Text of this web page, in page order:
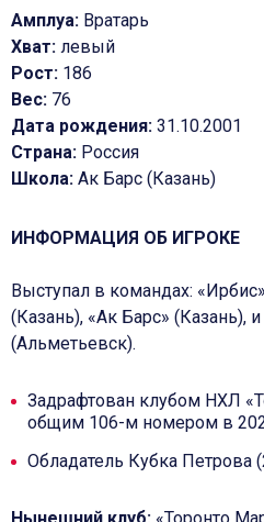
Амплуа: Вратарь
Хват: левый
Рост: 186
Вес: 76
Дата рождения: 31.10.2001
Страна: Россия
Школа: Ак Барс (Казань)
ИНФОРМАЦИЯ ОБ ИГРОКЕ
Выступал в командах:
(Казань), «Ак Барс» (Казань),
(Альметьевск).
Задрафтован клубом НХЛ
общим 106-м номером в
Обладатель Кубка Петрова